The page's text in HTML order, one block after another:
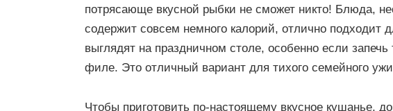
потрясающе вкусной рыбки не сможет никто! Блюда,
содержит совсем немного калорий, отлично подходит
выглядят на праздничном столе, особенно если
филе. Это отличный вариант для тихого семейного
Чтобы приготовить по-настоящему вкусное кушанье,